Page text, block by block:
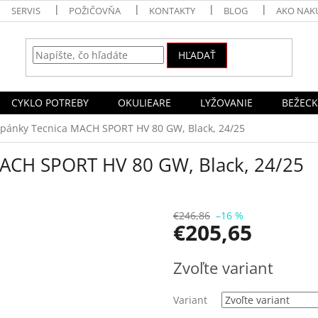
SERVIS POŽIČOVŇA KONTAKTY BLOG AKO
HĽADAŤ
CYKLO POTREBY OKULIEARE LYŽOVANIE
Tecnica MACH SPORT HV 80 GW, Black, 24/25
SPORT HV 80 GW, Black, 24/25
€246,86 –16 %
€205,65
cena:
Zvoľte variant
Variant